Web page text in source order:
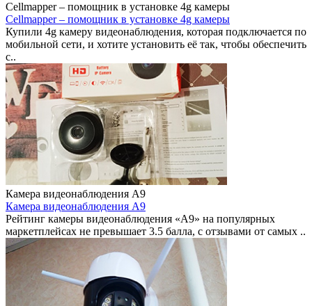
Cellmapper – помощник в установке 4g камеры
Cellmapper – помощник в установке 4g камеры
Купили 4g камеру видеонаблюдения, которая подключается по
мобильной сети, и хотите установить её так, чтобы обеспечить
с..
Камера видеонаблюдения A9
Камера видеонаблюдения A9
Рейтинг камеры видеонаблюдения «A9» на популярных
маркетплейсах не превышает 3.5 балла, с отзывами от самых ..